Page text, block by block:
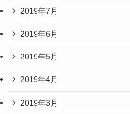
2019年7月
2019年6月
2019年5月
2019年4月
2019年3月